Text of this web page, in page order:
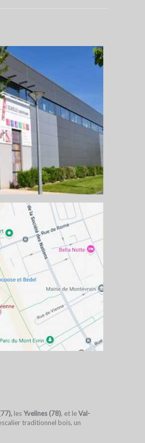
lesYvelines (78), et leVal-
traditionnel bois, un